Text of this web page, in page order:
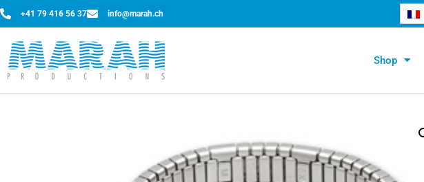
+41 79 416 56 37 info@marah.ch
Shop